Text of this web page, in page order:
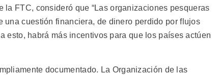
la FTC, consideró que “Las organizaciones pesqueras
una cuestión financiera, de dinero perdido por flujos
esto, habrá más incentivos para que los países actúen
documentado. La Organización de las